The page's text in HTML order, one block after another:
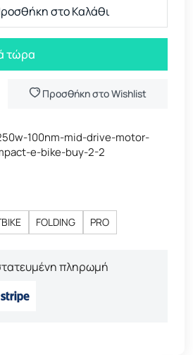
στο Καλάθι
τώρα
Προσθήκη στο Wishlist
100nm-mid-drive-motor-
e-bike-buy-2-2
FOLDING PRO
πληρωμή